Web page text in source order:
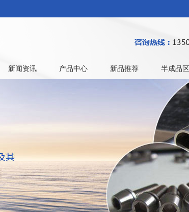
新闻资讯 产品中心 新品推荐 半成品区